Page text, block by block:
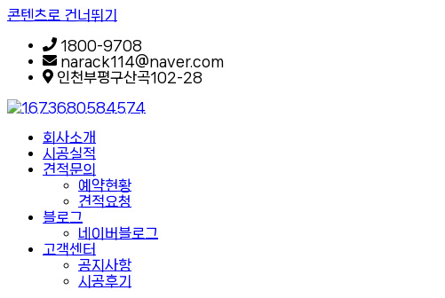
콘텐츠로 건너뛰기
1800-9708
narack114@naver.com
인천부평구산곡102-28
회사소개
시공실적
견적문의
예약현황
견적요청
블로그
네이버블로그
고객센터
공지사항
시공후기